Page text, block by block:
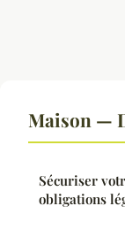
Maison —
Sécuriser
obligations